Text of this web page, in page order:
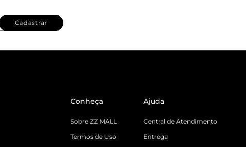
Cadastrar
Conheça
Sobre ZZ MALL
Termos de Uso
Ajuda
Central de Atendimento
Entrega